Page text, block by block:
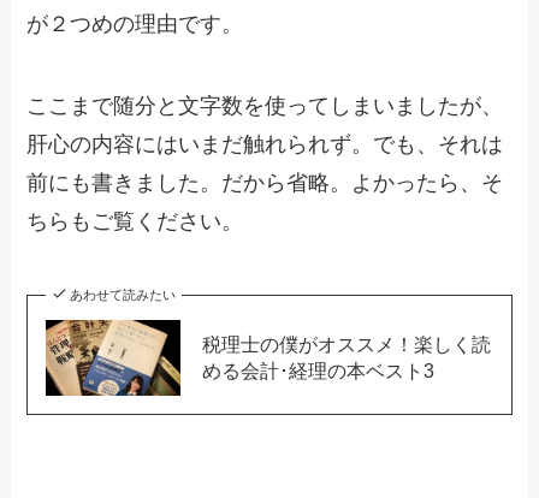
が２つめの理由です。
ここまで随分と文字数を使ってしまいましたが、
肝心の内容にはいまだ触れられず。でも、それは
前にも書きました。だから省略。よかったら、そ
ちらもご覧ください。
あわせて読みたい
税理士の僕がオススメ！楽しく読
める会計･経理の本ベスト3